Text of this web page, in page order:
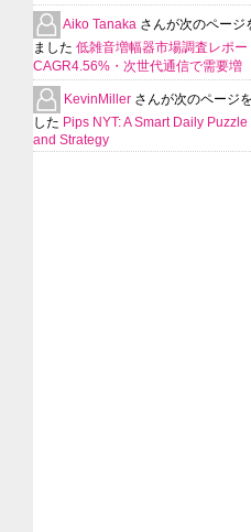
Aiko Tanaka さんが次のページ
ました 低雑音増幅器市場調査レポー
CAGR4.56%・次世代通信で需要増
KevinMiller さんが次のページ
した Pips NYT: A Smart Daily
and Strategy